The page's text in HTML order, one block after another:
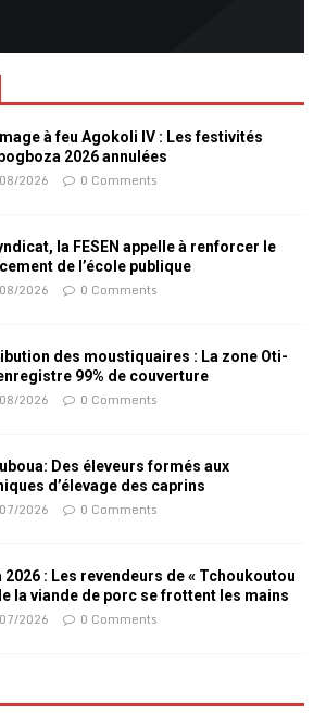
à feu Agokoli IV : Les festivités
2026 annulées
2026 0 Comments
la FESEN appelle à renforcer le
de l’école publique
2026 0 Comments
des moustiquaires : La zone Oti-
99% de couverture
2026 0 Comments
Des éleveurs formés aux
d’élevage des caprins
2026 0 Comments
2026 : Les revendeurs de « Tchoukoutou
la viande de porc se frottent les mains
2026 0 Comments